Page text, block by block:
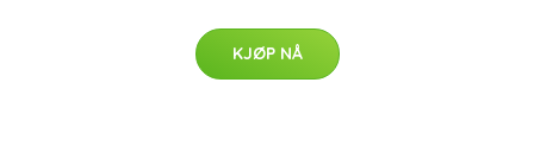
KJØP NÅ